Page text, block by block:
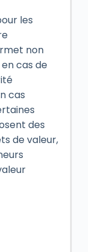
les
non
cas de
cas
des
de valeur,